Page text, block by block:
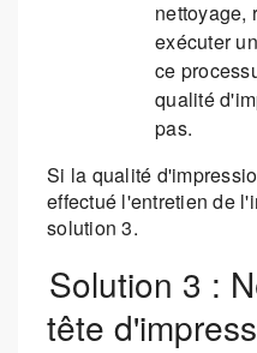
nettoyage,
exécuter
ce
qualité
pas.
Si la qualité
effectué l'entretien de
solution 3.
Solution 3 :
tête